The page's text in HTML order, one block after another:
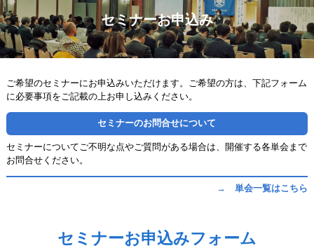
セミナーお申込み
ご希望のセミナーにお申込みいただけます。ご希望の方は、下記フォーム
に必要事項をご記載の上お申し込みください。
セミナーのお問合せについて
セミナーについてご不明な点やご質問がある場合は、開催する各単会まで
お問合せください。
→ 単会一覧はこちら
セミナーお申込みフォーム